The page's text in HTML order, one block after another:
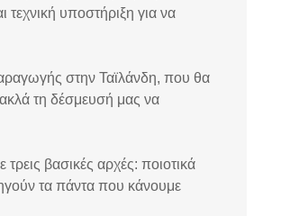
υποστήριξη για να
στην Ταϊλάνδη, που θα
τη δέσμευσή μας να
βασικές αρχές: ποιοτικά
τα πάντα που κάνουμε